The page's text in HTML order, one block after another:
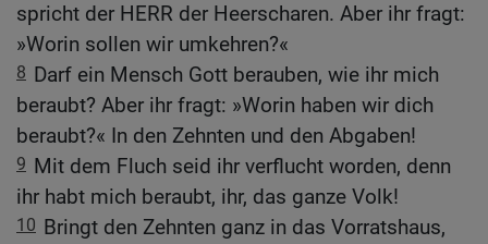
spricht der HERR der Heerscharen. Aber ihr fragt:
»Worin sollen wir umkehren?«
8 Darf ein Mensch Gott berauben, wie ihr mich
beraubt? Aber ihr fragt: »Worin haben wir dich
beraubt?« In den Zehnten und den Abgaben!
9 Mit dem Fluch seid ihr verflucht worden, denn
ihr habt mich beraubt, ihr, das ganze Volk!
10 Bringt den Zehnten ganz in das Vorratshaus,